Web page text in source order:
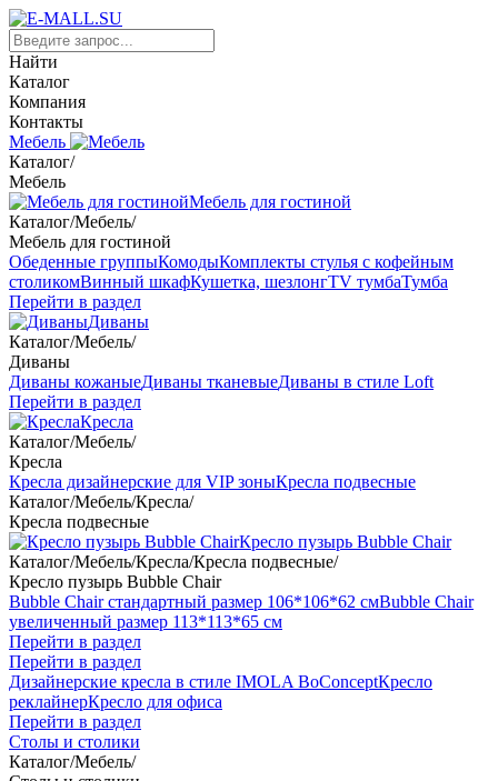
Найти
Каталог
Компания
Контакты
Мебель
Каталог/
Мебель
Мебель для гостиной
Каталог/Мебель/
Мебель для гостиной
Обеденные группыКомодыКомплекты стулья с кофейным
столикомВинный шкафКушетка, шезлонгTV тумбаТумба
Перейти в раздел
Диваны
Каталог/Мебель/
Диваны
Диваны кожаныеДиваны тканевыеДиваны в стиле Loft
Перейти в раздел
Кресла
Каталог/Мебель/
Кресла
Кресла дизайнерские для VIP зоныКресла подвесные
Каталог/Мебель/Кресла/
Кресла подвесные
Кресло пузырь Bubble Chair
Каталог/Мебель/Кресла/Кресла подвесные/
Кресло пузырь Bubble Chair
Bubble Chair стандартный размер 106*106*62 смBubble Chair
увеличенный размер 113*113*65 см
Перейти в раздел
Перейти в раздел
Дизайнерские кресла в стиле IMOLA BoConceptКресло
реклайнерКресло для офиса
Перейти в раздел
Столы и столики
Каталог/Мебель/